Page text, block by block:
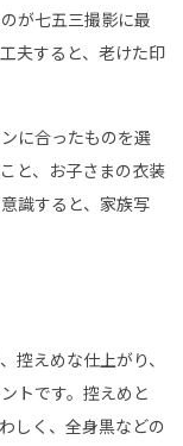
が七五三撮影に最
夫すると、老けた印
に合ったものを選
と、お子さまの衣装
識すると、家族写
控えめな仕上がり、
トです。控えめと
しく、全身黒などの